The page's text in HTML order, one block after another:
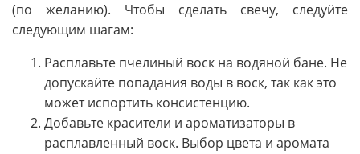
(по желанию). Чтобы сделать свечу, следуйте
следующим шагам:
Расплавьте пчелиный воск на водяной бане. Не
допускайте попадания воды в воск, так как это
может испортить консистенцию.
Добавьте красители и ароматизаторы в
расплавленный воск. Выбор цвета и аромата